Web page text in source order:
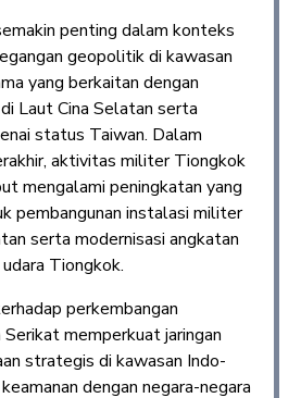
penting dalam konteks
geopolitik di kawasan
yang berkaitan dengan
Laut Cina Selatan serta
status Taiwan. Dalam
aktivitas militer Tiongkok
mengalami peningkatan yang
pembangunan instalasi militer
serta modernisasi angkatan
Tiongkok.
perkembangan
memperkuat jaringan
strategis di kawasan Indo-
dengan negara-negara